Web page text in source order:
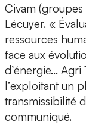
Civam (groupes
Lécuyer. «
ressources
face aux
d’énergie…
l’exploitant un
transmissibilité
communiqué.